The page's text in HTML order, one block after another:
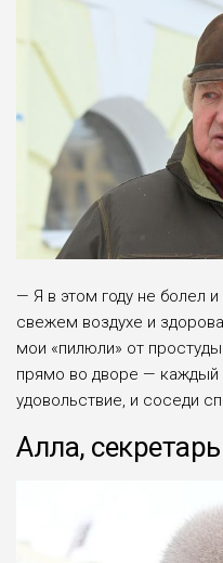
— Я в этом году не болел
свежем воздухе и
мои «пилюли» от
прямо во дворе — каждый
удовольствие, и соседи
Алла,